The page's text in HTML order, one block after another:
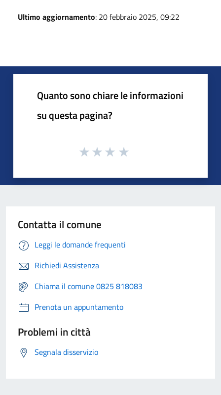
Ultimo aggiornamento: 20 febbraio 2025, 09:22
Quanto sono chiare le informazioni
su questa pagina?
Contatta il comune
Leggi le domande frequenti
Richiedi Assistenza
Chiama il comune 0825 818083
Prenota un appuntamento
Problemi in città
Segnala disservizio